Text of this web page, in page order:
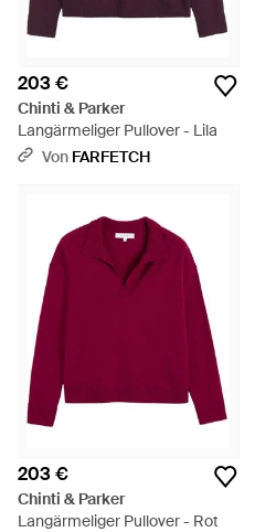
203 €
Chinti & Parker
Langärmeliger Pullover - Lila
Von FARFETCH
203 €
Chinti & Parker
Langärmeliger Pullover - Rot